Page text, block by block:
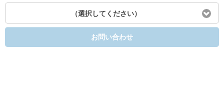
（選択してください）
お問い合わせ